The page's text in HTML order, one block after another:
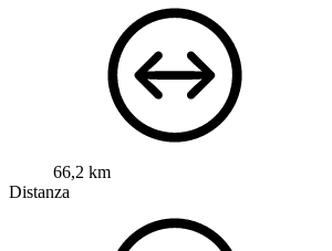
66,2 km
Distanza